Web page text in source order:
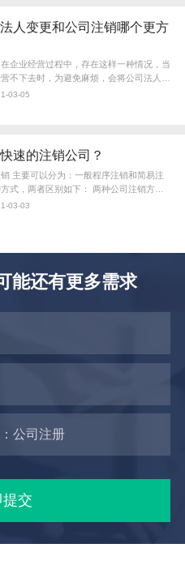
人变更和公司注销哪个更方
企业经营过程中，存在这样一种情况，当
不下去时，为避免麻烦，会将公司法人变
人，以免去公司注销的繁琐程序。那么，
03-05
速的注销公司？
主要可以分为：一般程序注销和简易注
式，两者区别如下： 两种公司注销方式
时。一般程序注销需要先前往税务部门注
03-03
能还有更多需求